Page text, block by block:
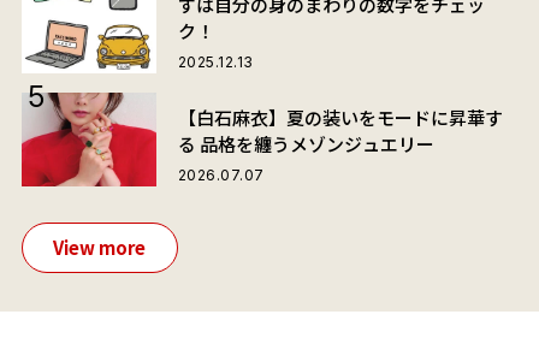
ク！
2025.12.13
【白石麻衣】夏の装いをモードに昇華す
る 品格を纏うメゾンジュエリー
2026.07.07
View more